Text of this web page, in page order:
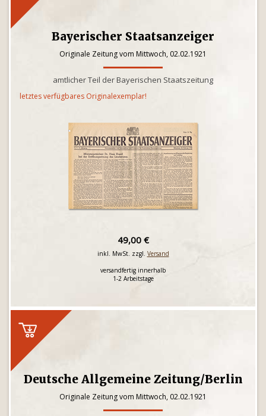
Bayerischer Staatsanzeiger
Originale Zeitung vom Mittwoch, 02.02.1921
amtlicher Teil der Bayerischen Staatszeitung
letztes verfügbares Originalexemplar!
49,00 €
inkl. MwSt. zzgl. Versand
versandfertig innerhalb
1-2 Arbeitstage
Deutsche Allgemeine Zeitung/Berlin
Originale Zeitung vom Mittwoch, 02.02.1921